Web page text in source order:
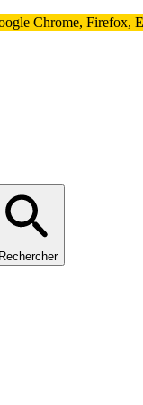
Chrome, Firefox,
Rechercher